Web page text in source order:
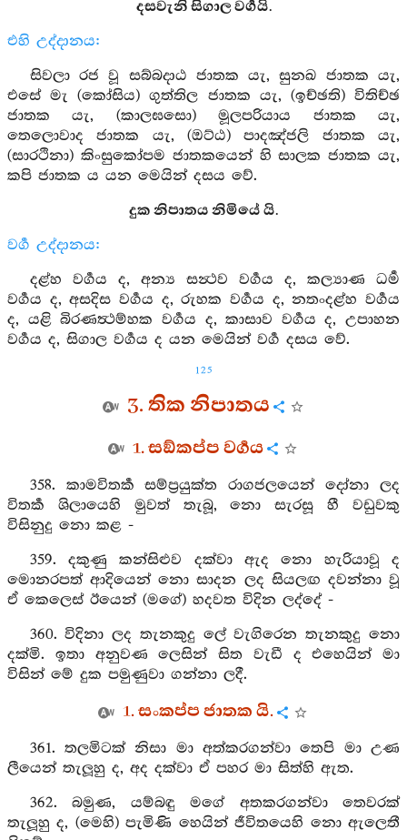
දසවැනි සිගාල වර්‍ගයි.
එහි උද්දානය:
සිවලා රජ වූ සබ්බදාඨ ජාතක යැ, සුනඛ ජාතක යැ,
එසේ මැ (කෝසිය) ගුත්තිල ජාතක යැ, (ඉච්ඡති) විතිච්ඡ
ජාතක යැ, (කාලඝසො) මූලපරියාය ජාතක යැ,
තෙලොවාද ජාතක යැ, (ඔට්ඨ) පාදඤ්ජලි ජාතක යැ,
(සාරථිනා) කිංසුකෝපම ජාතකයෙන් හි සාලක ජාතක යැ,
කපි ජාතක ය යන මෙයින් දසය වේ.
දුක නිපාතය නිමියේ යි.
වර්‍ග උද්දානය:
දළ්හ වර්‍ගය ද, අන්‍ය සන්‍ථව වර්‍ගය ද, කල්‍යාණ ධර්‍ම
වර්‍ගය ද, අසදිස වර්‍ගය ද, රුහක වර්‍ගය ද, නතංදළ්හ වර්‍ගය
ද, යළි බිරණත්‍ථම්හක වර්‍ගය ද, කාසාව වර්‍ගය ද, උපාහන
වර්‍ගය ද, සිගාල වර්‍ගය ද යන මෙයින් වර්‍ග දසය වේ.
125
3. තික නිපාතය
1. සඞ්කප්ප වර්‍ගය
358. කාමවිතර්‍ක සම්ප්‍රයුක්ත රාගජලයෙන් දෝනා ලද
විතර්‍ක ශිලායෙහි මුවත් තැබූ, නො සැරසූ හී වඩුවකු
විසිනුදු නො කළ -
359. දකුණු කන්සිළුව දක්වා ඇද නො හැරියාවූ ද
මොනරපත් ආදියෙන් නො සාදන ලද සියලඟ දවන්නා වූ
ඒ කෙලෙස් ඊයෙන් (මගේ) හදවත විදින ලද්දේ -
360. විදිනා ලද තැනකුදු ලේ වැගිරෙන තැනකුදු නො
දක්මි. ඉතා අනුවණ ලෙසින් සිත වැඩී ද එහෙයින් මා
විසින් මේ දුක පමුණුවා ගන්නා ලදී.
1. සංකප්ප ජාතක යි.
361. තලමිටක් නිසා මා අත්කරගන්වා තෙපි මා උණ
ලීයෙන් තැලූහු ද, අද දක්වා ඒ පහර මා සිත්හි ඇත.
362. බමුණ, යම්බඳු මගේ අතකරගන්වා තෙවරක්
තැලූහු ද, (මෙහි) පැමිණි හෙයින් ජීවිතයෙහි නො ඇලෙතී